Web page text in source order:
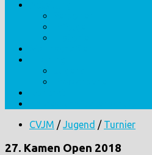
CVJM / Jugend / Turnier
27. Kamen Open 2018